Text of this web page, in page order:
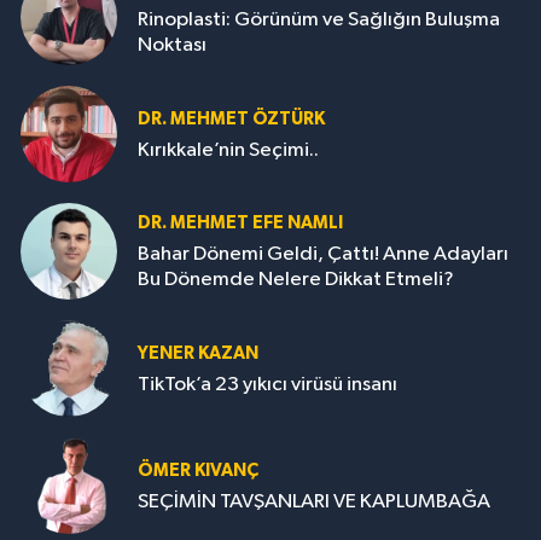
Rinoplasti: Görünüm ve Sağlığın Buluşma
Noktası
DR. MEHMET ÖZTÜRK
Kırıkkale’nin Seçimi..
DR. MEHMET EFE NAMLI
Bahar Dönemi Geldi, Çattı! Anne Adayları
Bu Dönemde Nelere Dikkat Etmeli?
YENER KAZAN
TikTok’a 23 yıkıcı virüsü insanı
ÖMER KIVANÇ
SEÇİMİN TAVŞANLARI VE KAPLUMBAĞA